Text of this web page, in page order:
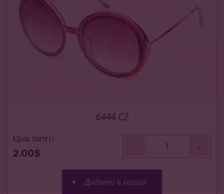
6444 C2
Ціна (опт):
2.00$
- +
Додати в кошик